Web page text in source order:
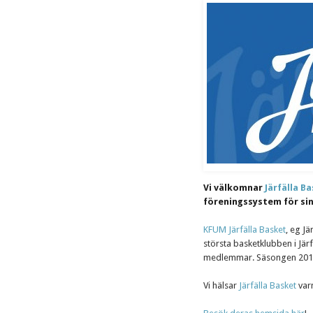
Vi välkomnar Järfälla
föreningssystem för
KFUM Järfälla Basket, eg
största basketklubben i
medlemmar. Säsongen
Vi hälsar Järfälla Basket